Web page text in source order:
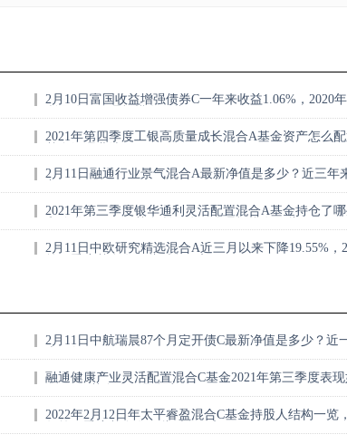
2月10日富国收益增强债券C一年来收益1.06%，2020
2021年第四季度工银高质量成长混合A基金资产怎么
2月11日融通行业景气混合A最新净值是多少？近三年
2021年第三季度银华通利灵活配置混合A基金持仓了
2月11日中欧研究精选混合A近三月以来下降19.55%，
2月11日中航瑞晨87个月定开债C最新净值是多少？近
融通健康产业灵活配置混合C基金2021年第三季度表现
2022年2月12日年太平睿盈混合C基金持股人结构一览